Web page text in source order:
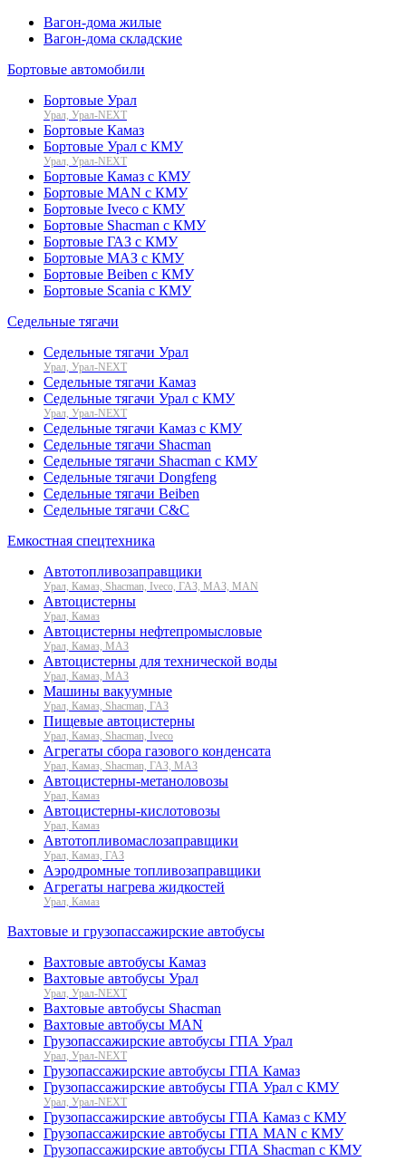
Вагон-дома жилые
Вагон-дома складские
Бортовые автомобили
Бортовые Урал
Урал, Урал-NEXT
Бортовые Камаз
Бортовые Урал с КМУ
Урал, Урал-NEXT
Бортовые Камаз с КМУ
Бортовые MAN с КМУ
Бортовые Iveco с КМУ
Бортовые Shacman с КМУ
Бортовые ГАЗ с КМУ
Бортовые МАЗ с КМУ
Бортовые Beiben с КМУ
Бортовые Scania с КМУ
Седельные тягачи
Седельные тягачи Урал
Урал, Урал-NEXT
Седельные тягачи Камаз
Седельные тягачи Урал с КМУ
Урал, Урал-NEXT
Седельные тягачи Камаз с КМУ
Седельные тягачи Shacman
Седельные тягачи Shacman с КМУ
Седельные тягачи Dongfeng
Седельные тягачи Beiben
Седельные тягачи C&C
Емкостная спецтехника
Автотопливозаправщики
Урал, Камаз, Shacman, Iveco, ГАЗ, МАЗ, MAN
Автоцистерны
Урал, Камаз
Автоцистерны нефтепромысловые
Урал, Камаз, МАЗ
Автоцистерны для технической воды
Урал, Камаз, МАЗ
Машины вакуумные
Урал, Камаз, Shacman, ГАЗ
Пищевые автоцистерны
Урал, Камаз, Shacman, Iveco
Агрегаты сбора газового конденсата
Урал, Камаз, Shacman, ГАЗ, МАЗ
Автоцистерны-метаноловозы
Урал, Камаз
Автоцистерны-кислотовозы
Урал, Камаз
Автотопливомаслозаправщики
Урал, Камаз, ГАЗ
Аэродромные топливозаправщики
Агрегаты нагрева жидкостей
Урал, Камаз
Вахтовые и грузопассажирские автобусы
Вахтовые автобусы Камаз
Вахтовые автобусы Урал
Урал, Урал-NEXT
Вахтовые автобусы Shacman
Вахтовые автобусы MAN
Грузопассажирские автобусы ГПА Урал
Урал, Урал-NEXT
Грузопассажирские автобусы ГПА Камаз
Грузопассажирские автобусы ГПА Урал с КМУ
Урал, Урал-NEXT
Грузопассажирские автобусы ГПА Камаз с КМУ
Грузопассажирские автобусы ГПА MAN с КМУ
Грузопассажирские автобусы ГПА Shacman с КМУ